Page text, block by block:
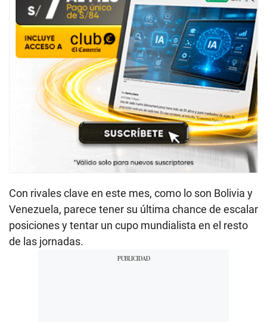
Con rivales clave en este mes, como lo son Bolivia y
Venezuela, parece tener su última chance de escalar
posiciones y tentar un cupo mundialista en el resto
de las jornadas.